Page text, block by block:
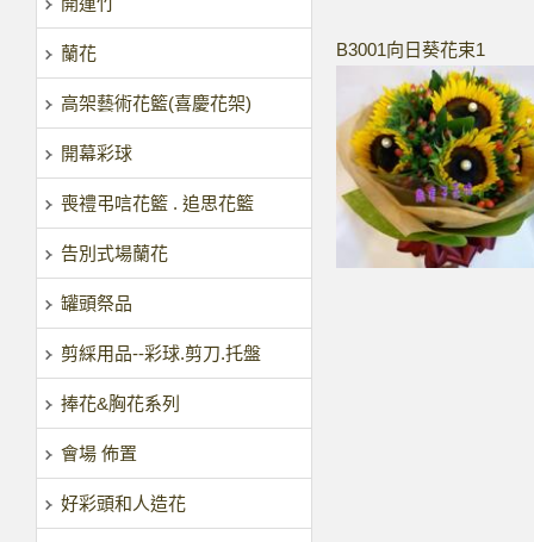
蘭花
高架藝術花籃(喜慶花架)
開幕彩球
喪禮弔唁花籃 . 追思花籃
告別式場蘭花
罐頭祭品
剪綵用品--彩球.剪刀.托盤
捧花&胸花系列
會場 佈置
好彩頭和人造花
B3001向日葵花束1